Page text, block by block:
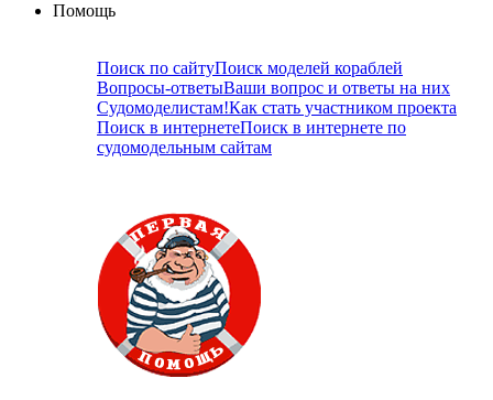
Помощь
Поиск по сайтуПоиск моделей кораблей
Вопросы-ответыВаши вопрос и ответы на них
Судомоделистам!Как стать участником проекта
Поиск в интернетеПоиск в интернете по
судомодельным сайтам